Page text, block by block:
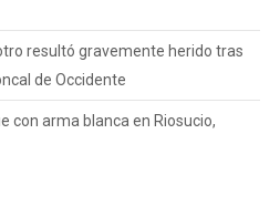
resultó gravemente herido tras
de Occidente
con arma blanca en Riosucio,